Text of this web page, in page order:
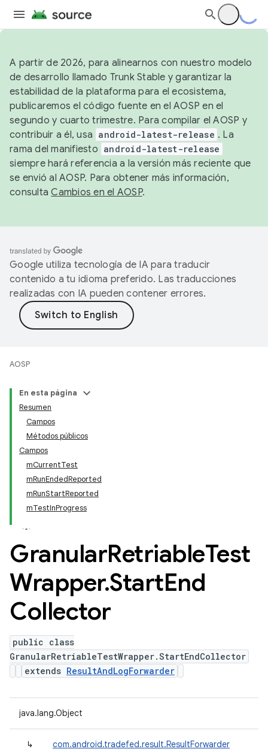
A partir de 2026, para alinearnos con nuestro modelo
de desarrollo llamado Trunk Stable y garantizar la
estabilidad de la plataforma para el ecosistema,
publicaremos el código fuente en el AOSP en el
segundo y cuarto trimestre. Para compilar el AOSP y
contribuir a él, usa android-latest-release . La
rama del manifiesto android-latest-release
siempre hará referencia a la versión más reciente que
se envió al AOSP. Para obtener más información,
consultaCambios en el AOSP.
Google utiliza tecnología de IA para traducir
contenido a tu idioma preferido. Las traducciones
realizadas con IA pueden contener errores.
AOSP
En esta página
Resumen
Campos
Métodos públicos
Campos
mCurrentTest
mRunEndedReported
mRunStartReported
mTestInProgress
GranularRetriableTest
Wrapper.StartEnd
Collector
public class
GranularRetriableTestWrapper.StartEndCollector
extends ResultAndLogForwarder
java.lang.Object
↳ com.android.tradefed.result.ResultForwarder